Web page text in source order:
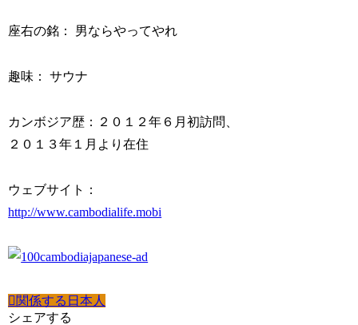
座右の銘： 男ならやってやれ
趣味： サウナ
カンボジア歴：２０１２年６月初訪問、
２０１３年１月より在住
ウェブサイト：
http://www.cambodialife.mobi
関係する日本人
シェアする